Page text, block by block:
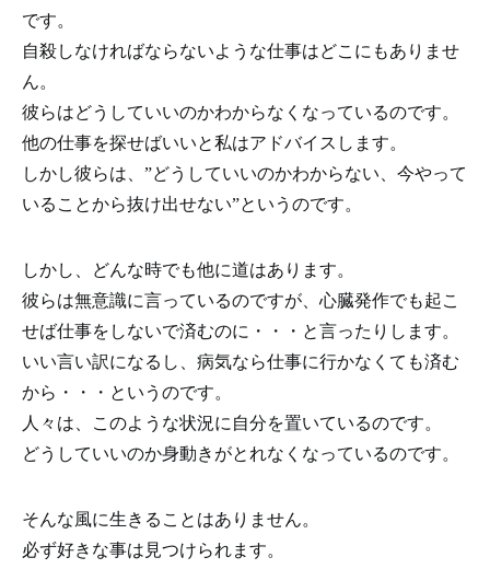
です。
自殺しなければならないような仕事はどこにもありませ
ん。
彼らはどうしていいのかわからなくなっているのです。
他の仕事を探せばいいと私はアドバイスします。
しかし彼らは、”どうしていいのかわからない、今やって
いることから抜け出せない”というのです。
しかし、どんな時でも他に道はあります。
彼らは無意識に言っているのですが、心臓発作でも起こ
せば仕事をしないで済むのに・・・と言ったりします。
いい言い訳になるし、病気なら仕事に行かなくても済む
から・・・というのです。
人々は、このような状況に自分を置いているのです。
どうしていいのか身動きがとれなくなっているのです。
そんな風に生きることはありません。
必ず好きな事は見つけられます。